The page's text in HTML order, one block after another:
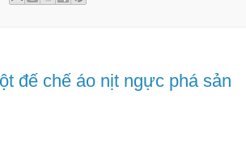
đế chế áo nịt ngực phá sản